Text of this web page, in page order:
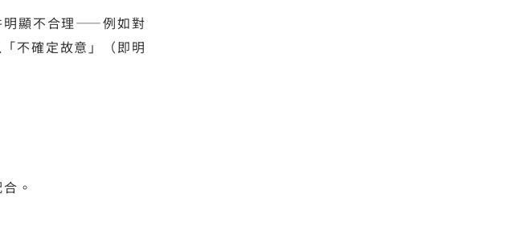
明顯不合理——例如對
不確定故意」（即明
。